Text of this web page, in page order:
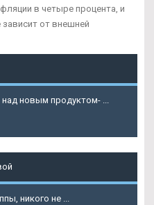
в четыре процента, и
от внешней
новым продуктом- ...
никого не ...